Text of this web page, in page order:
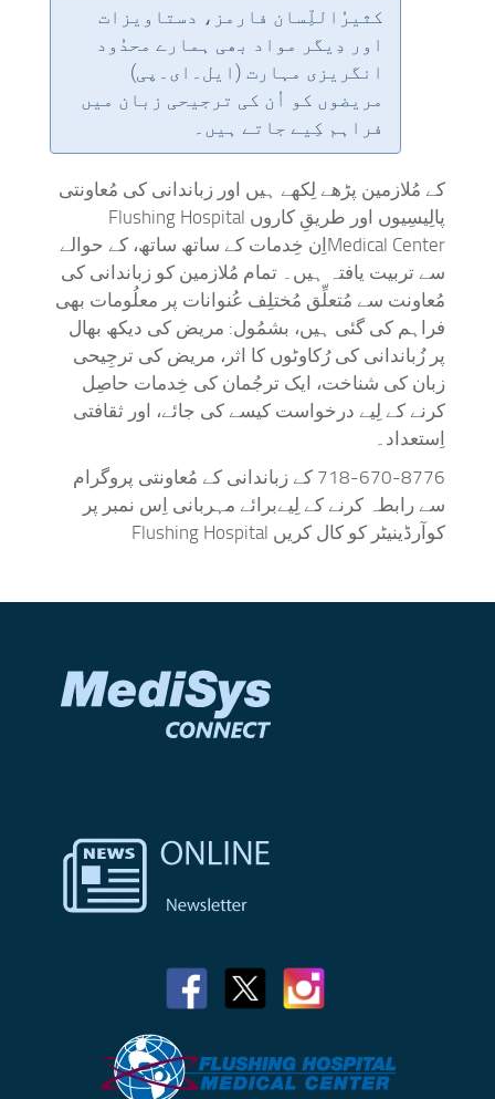
کثیرُاللِّسان فارمز، دستاویزات
اور دِیگر مواد بھی ہمارے محدُود
انگریزی مہارت (ایل۔ای۔پی)
مریضوں کو اُن کی ترجیحی زبان میں
فراہم کِیے جاتے ہیں۔
کے مُلازمین پڑھے لِکھے ہیں اور زباندانی کی مُعاونتی
پالِیسِیوں اور طریقِ کاروں Flushing Hospital
Medical Centerاِن خِدمات کے ساتھ ساتھ، کے حوالے
سے تربیت یافتہ ہیں۔ تمام مُلازمین کو زباندانی کی
مُعاونت سے مُتعلِّق مُختلِف عُنوانات پر معلُومات بھی
فراہم کی گئی ہیں، بشمُول: مریض کی دیکھ بھال
پر زُباندانی کی رُکاوٹوں کا اثر، مریض کی ترجِیحی
زبان کی شناخت، ایک ترجُمان کی خِدمات حاصِل
کرنے کے لِیے درخواست کیسے کی جائے، اور ثقافتی
اِستعداد۔
718-670-8776 کے زباندانی کے مُعاونتی پروگرام
سے رابطہ کرنے کے لِیےبرائے مہربانی اِس نمبر پر
کوآرڈینیٹر کو کال کریں Flushing Hospital